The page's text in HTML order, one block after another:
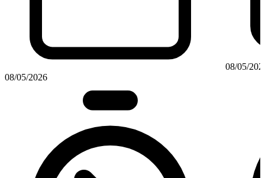
08/05/2026
08/05/